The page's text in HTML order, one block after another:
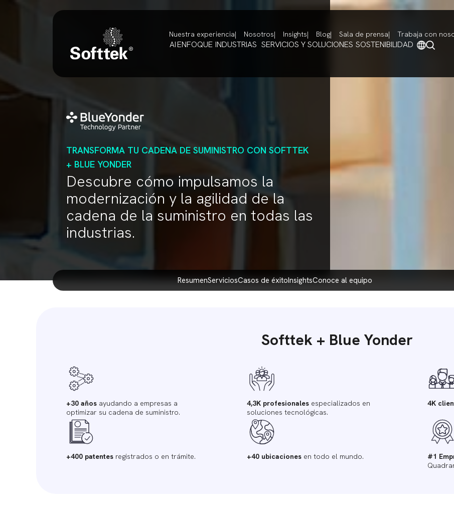
Nuestra experiencia Nosotros Insights Blog Sala de prensa Trabaja con
AIENFOQUE INDUSTRIAS SERVICIOS Y SOLUCIONES SOSTENIBILIDAD
TRANSFORMA TU CADENA DE SUMINISTRO CON SOFTTEK
+ BLUE YONDER
Descubre cómo impulsamos la
modernización y la agilidad de la
cadena de la suministro en todas las
industrias.
resumen servicios casos de éxitoinsights conoce al equipo
Softtek + Blue Yonder
+30 años ayudando a empresas a
optimizar su cadena de suministro.
4,3K profesionales especializados en
soluciones tecnológicas.
4K
+400 patentes registrados o en trámite. +40 ubicaciones en todo el mundo. #1